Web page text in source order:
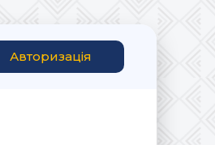
Авторизація